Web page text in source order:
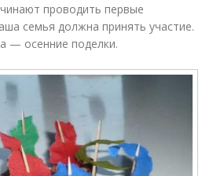
проводить первые
семья должна принять участие.
— осенние поделки.